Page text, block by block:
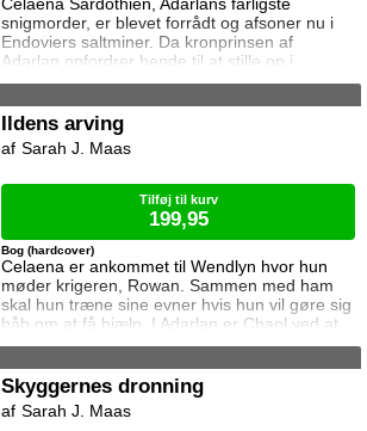
snigmorder, er blevet forrådt og afsoner nu i
Endoviers saltminer. Da kronprinsen af
Adarlan opfordrer hende til at stille op i
konkurrencen om at blive kongens forkæmper,
frihed. For at vinde skal hun slå sine barske
modstandere, der alle er mandlige lejesoldater
og kriminelle, som bestemt ikke tøver med at
Ildens arving
Celaena er ankommet til Wendlyn hvor hun
møder krigeren, Rowan. Sammen med ham
skal hun træne sine evner hvis hun vil gøre sig
håb om at få hjælp. I Adarlan er Chaol ved at
finde sin efterfølger. Han er dog slet ikke klar
som han nu prøver at beskytte mere end før.
Dorian har lagt afstand til Chaol siden Chaol
opdagede hans magi. Han prøver at
Bog (hardcover)
Sarah J. Maas
Tilføj til kurv
199,95
Skyggernes dronning
Sarah J. Maas